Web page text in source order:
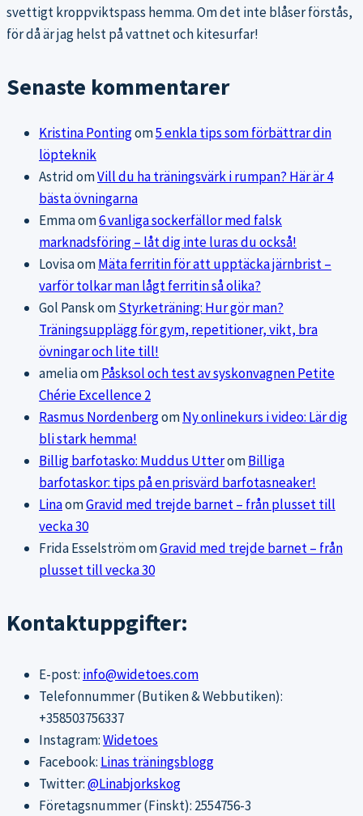
svettigt kroppviktspass hemma. Om det inte blåser förstås,
för då är jag helst på vattnet och kitesurfar!
Senaste kommentarer
Kristina Pontingom5 enkla tips som förbättrar din
löpteknik
AstridomVill du ha träningsvärk i rumpan? Här är 4
bästa övningarna
Emmaom6 vanliga sockerfällor med falsk
marknadsföring – låt dig inte luras du också!
LovisaomMäta ferritin för att upptäcka järnbrist –
varför tolkar man lågt ferritin så olika?
Gol PanskomStyrketräning: Hur gör man?
Träningsupplägg för gym, repetitioner, vikt, bra
övningar och lite till!
ameliaomPåsksol och test av syskonvagnen Petite
Chérie Excellence 2
Rasmus NordenbergomNy onlinekurs i video: Lär dig
bli stark hemma!
Billig barfotasko: Muddus UtteromBilliga
barfotaskor: tips på en prisvärd barfotasneaker!
LinaomGravid med trejde barnet – från plusset till
vecka 30
Frida EsselströmomGravid med trejde barnet – från
plusset till vecka 30
Kontaktuppgifter:
E-post: info@widetoes.com
Telefonnummer (Butiken & Webbutiken):
+358503756337
Instagram:Widetoes
Facebook: Linas träningsblogg
Twitter:@Linabjorkskog
Företagsnummer (Finskt): 2554756-3